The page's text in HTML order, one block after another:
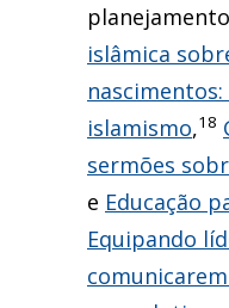
islâmica
islamismo,18
sermões
e Educação
Equipando